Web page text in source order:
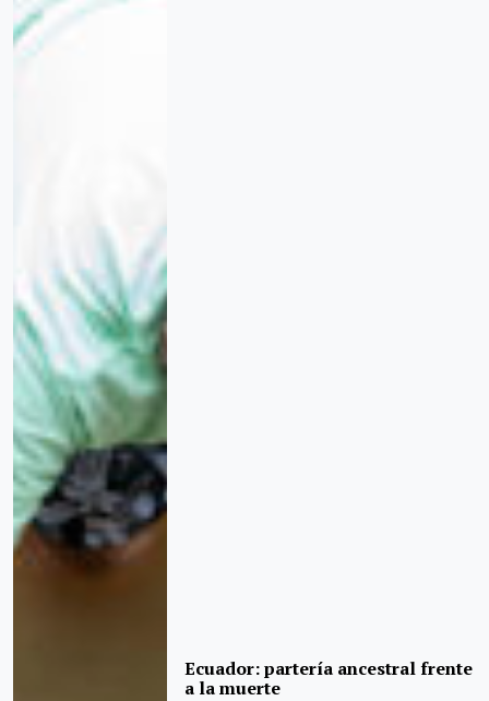
Ecuador: partería ancestral frente
a la muerte